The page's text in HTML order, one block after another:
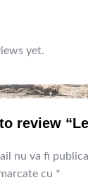
yet.
review
nu va fi
cu *